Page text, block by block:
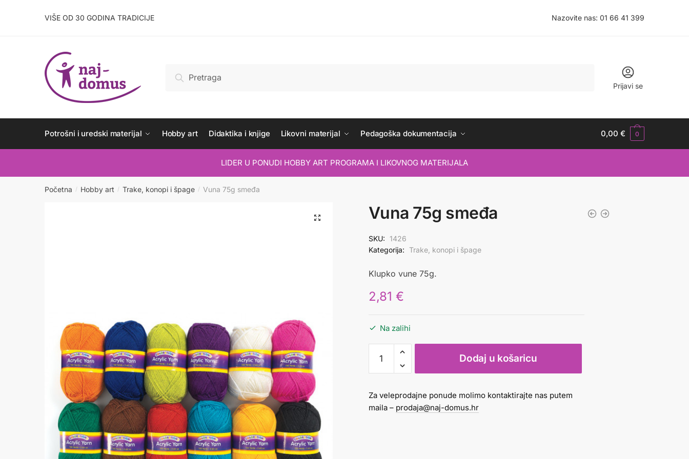
VIŠE OD 30 GODINA TRADICIJE Nazovite nas: 01 66 41 399
Pretraži
Prijavi se
Potrošni i uredski materijal Hobby art Didaktika i knjige Likovni materijal Pedagoška dokumentacija 0,00€ 0
LIDER U PONUDI HOBBY ART PROGRAMA I LIKOVNOG MATERIJALA
Početna / Hobby art / Trake, konopi i špage / Vuna 75g smeđa
Vuna 75g smeđa
SKU: 1426
Kategorija: Trake, konopi i špage
Klupko vune 75g.
2,81 €
Na zalihi
75g
smeđa
Dodaj u košaricu
Za veleprodajne ponude molimo kontaktirajte nas putem
maila – prodaja@naj-domus.hr